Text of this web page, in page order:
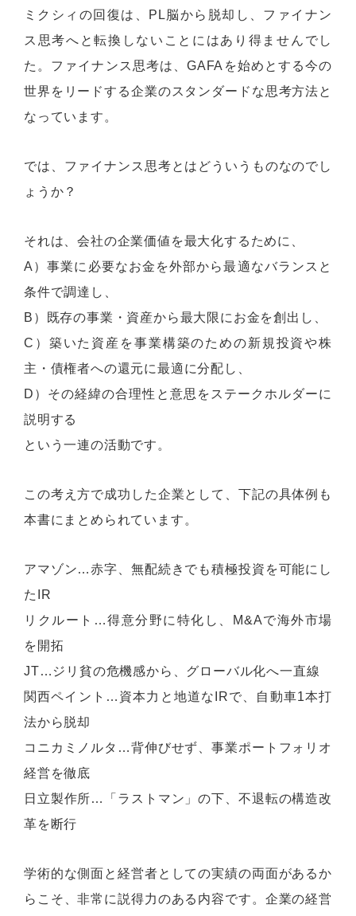
ミクシィの回復は、PL脳から脱却し、ファイナン
ス思考へと転換しないことにはあり得ませんでし
た。ファイナンス思考は、GAFAを始めとする今の
世界をリードする企業のスタンダードな思考方法と
なっています。
では、ファイナンス思考とはどういうものなのでし
ょうか？
それは、会社の企業価値を最大化するために、
A）事業に必要なお金を外部から最適なバランスと
条件で調達し、
B）既存の事業・資産から最大限にお金を創出し、
C）築いた資産を事業構築のための新規投資や株
主・債権者への還元に最適に分配し、
D）その経緯の合理性と意思をステークホルダーに
説明する
という一連の活動です。
この考え方で成功した企業として、下記の具体例も
本書にまとめられています。
アマゾン…赤字、無配続きでも積極投資を可能にし
たIR
リクルート…得意分野に特化し、M&Aで海外市場
を開拓
JT…ジリ貧の危機感から、グローバル化へ一直線
関西ペイント…資本力と地道なIRで、自動車1本打
法から脱却
コニカミノルタ…背伸びせず、事業ポートフォリオ
経営を徹底
日立製作所…「ラストマン」の下、不退転の構造改
革を断行
学術的な側面と経営者としての実績の両面があるか
らこそ、非常に説得力のある内容です。企業の経営